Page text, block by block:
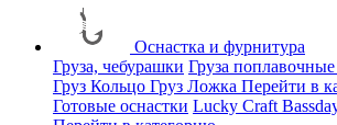
Оснастка и фурнитура
Груза, чебурашки Груза поплавочные
Груз Кольцо Груз Ложка Перейти в
Готовые оснастки Lucky Craft